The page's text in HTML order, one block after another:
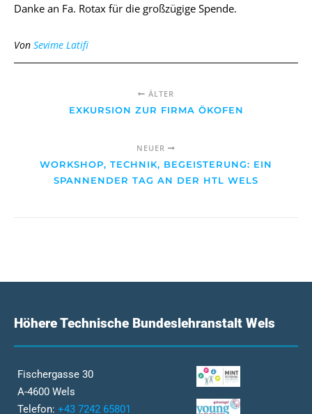
Danke an Fa. Rotax für die großzügige Spende.
Von Sevime Latifi
ÄLTER
EXKURSION ZUR FIRMA ÖKOFEN
NEUER
WORKSHOP, TECHNIK, BEGEISTERUNG: EIN
SPANNENDER TAG AN DER HTL WELS
Höhere Technische Bundeslehranstalt Wels
Fischergasse 30
A-4600 Wels
Telefon: +43 7242 65801